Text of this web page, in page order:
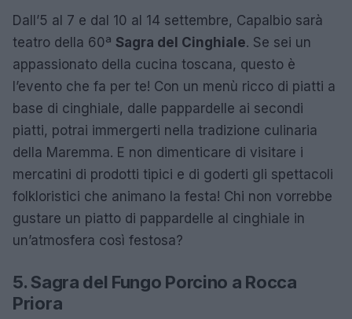
Dall’5 al 7 e dal 10 al 14 settembre, Capalbio sarà
teatro della 60ª Sagra del Cinghiale. Se sei un
appassionato della cucina toscana, questo è
l’evento che fa per te! Con un menù ricco di piatti a
base di cinghiale, dalle pappardelle ai secondi
piatti, potrai immergerti nella tradizione culinaria
della Maremma. E non dimenticare di visitare i
mercatini di prodotti tipici e di goderti gli spettacoli
folkloristici che animano la festa! Chi non vorrebbe
gustare un piatto di pappardelle al cinghiale in
un’atmosfera così festosa?
5. Sagra del Fungo Porcino a Rocca
Priora